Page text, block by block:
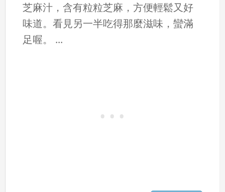
芝麻汁，含有粒粒芝麻，方便輕鬆又好
味道。看見另一半吃得那麼滋味，蠻滿
足喔。 ...